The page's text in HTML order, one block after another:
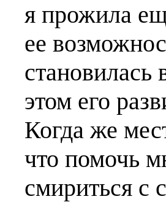
я прожила
ее
становилась
этом его
Когда же
что помочь
смириться с